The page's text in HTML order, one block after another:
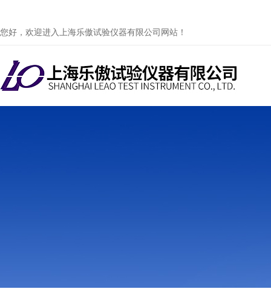
您好，欢迎进入上海乐傲试验仪器有限公司网站！